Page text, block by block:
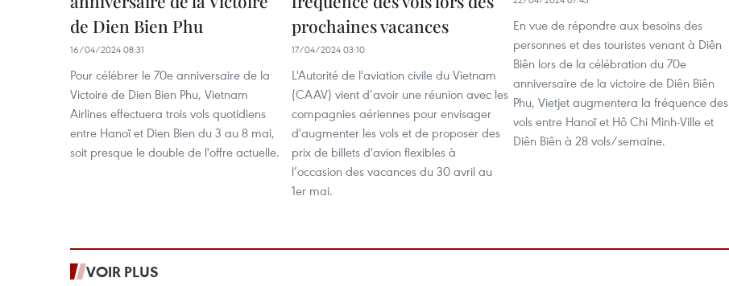
de Dien Bien Phu
16/04/2024 08:31
Pour célébrer le 70e anniversaire de la
Victoire de Dien Bien Phu, Vietnam
Airlines effectuera trois vols quotidiens
entre Hanoï et Dien Bien du 3 au 8 mai,
soit presque le double de l'offre actuelle.
prochaines vacances
17/04/2024 03:10
L'Autorité de l'aviation civile du Vietnam
(CAAV) vient d’avoir une réunion avec les
compagnies aériennes pour envisager
d'augmenter les vols et de proposer des
prix de billets d'avion flexibles à
l’occasion des vacances du 30 avril au
1er mai.
En vue de répondre aux besoins des
personnes et des touristes venant à Diên
Biên lors de la célébration du 70e
anniversaire de la victoire de Diên Biên
Phu, Vietjet augmentera la fréquence des
vols entre Hanoï et Hô Chi Minh-Ville et
Diên Biên à 28 vols/semaine.
VOIR PLUS